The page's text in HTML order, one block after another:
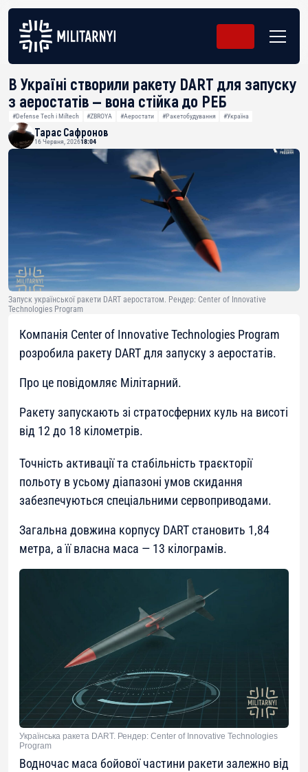
В Україні створили ракету DART для запуску
з аеростатів — вона стійка до РЕБ
#Defense Tech і Miltech #ZBROYA #Аеростати #Ракетобудування #Україна
Тарас Сафронов
16 Червня, 202618:04
Запуск української ракети DART аеростатом. Рендер: Center of Innovative
Technologies Program
Компанія Center of Innovative Technologies Program
розробила ракету DART для запуску з аеростатів.
Про це повідомляє Мілітарний.
Ракету запускають зі стратосферних куль на висоті
від 12 до 18 кілометрів.
Точність активації та стабільність траєкторії
польоту в усьому діапазоні умов скидання
забезпечуються спеціальними сервоприводами.
Загальна довжина корпусу DART становить 1,84
метра, а її власна маса — 13 кілограмів.
Українська ракета DART. Рендер: Center of Innovative Technologies
Program
Водночас маса бойової частини ракети залежно від